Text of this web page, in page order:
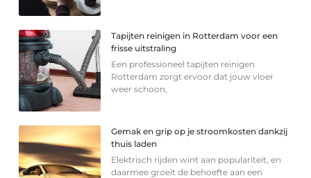
Tapijten reinigen in Rotterdam voor een
frisse uitstraling
Een professioneel tapijten reinigen
Rotterdam zorgt ervoor dat jouw vloer
weer schoon,
Gemak en grip op je stroomkosten dankzij
thuis laden
Elektrisch rijden wint aan populariteit, en
daarmee groeit de behoefte aan een